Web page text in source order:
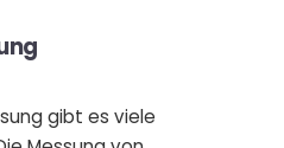
gibt es viele